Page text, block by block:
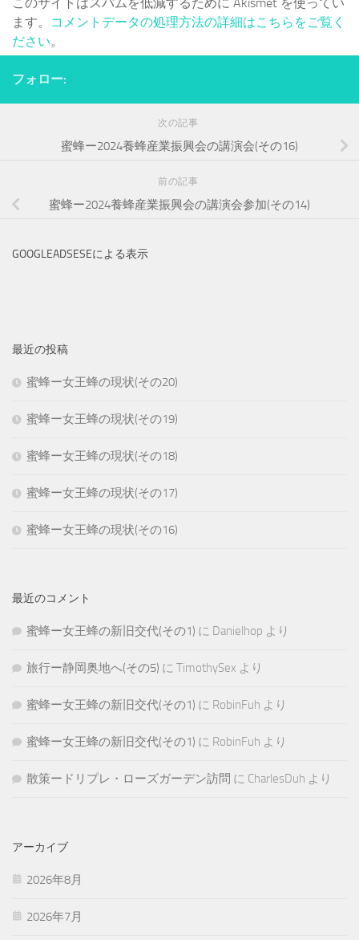
ます。
コメントデータの処理方法の詳細はこちらをご覧く
ださい。
フォロー:
次の記事
蜜蜂ー2024養蜂産業振興会の講演会(その16)
前の記事
蜜蜂ー2024養蜂産業振興会の講演会参加(その14)
GOOGLEADSESEによる表示
最近の投稿
蜜蜂ー女王蜂の現状(その20)
蜜蜂ー女王蜂の現状(その19)
蜜蜂ー女王蜂の現状(その18)
蜜蜂ー女王蜂の現状(その17)
蜜蜂ー女王蜂の現状(その16)
最近のコメント
蜜蜂ー女王蜂の新旧交代(その1) に Danielhop より
旅行ー静岡奥地へ(その5) に TimothySex より
蜜蜂ー女王蜂の新旧交代(その1) に RobinFuh より
蜜蜂ー女王蜂の新旧交代(その1) に RobinFuh より
散策ードリプレ・ローズガーデン訪問 に CharlesDuh より
アーカイブ
2026年8月
2026年7月